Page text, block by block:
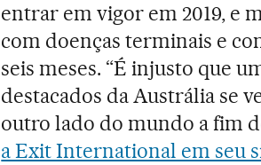
entrar em vigor em 2019, e
com doenças terminais e
seis meses. “É injusto que
destacados da Austrália se
outro lado do mundo a fim
a Exit International em seu